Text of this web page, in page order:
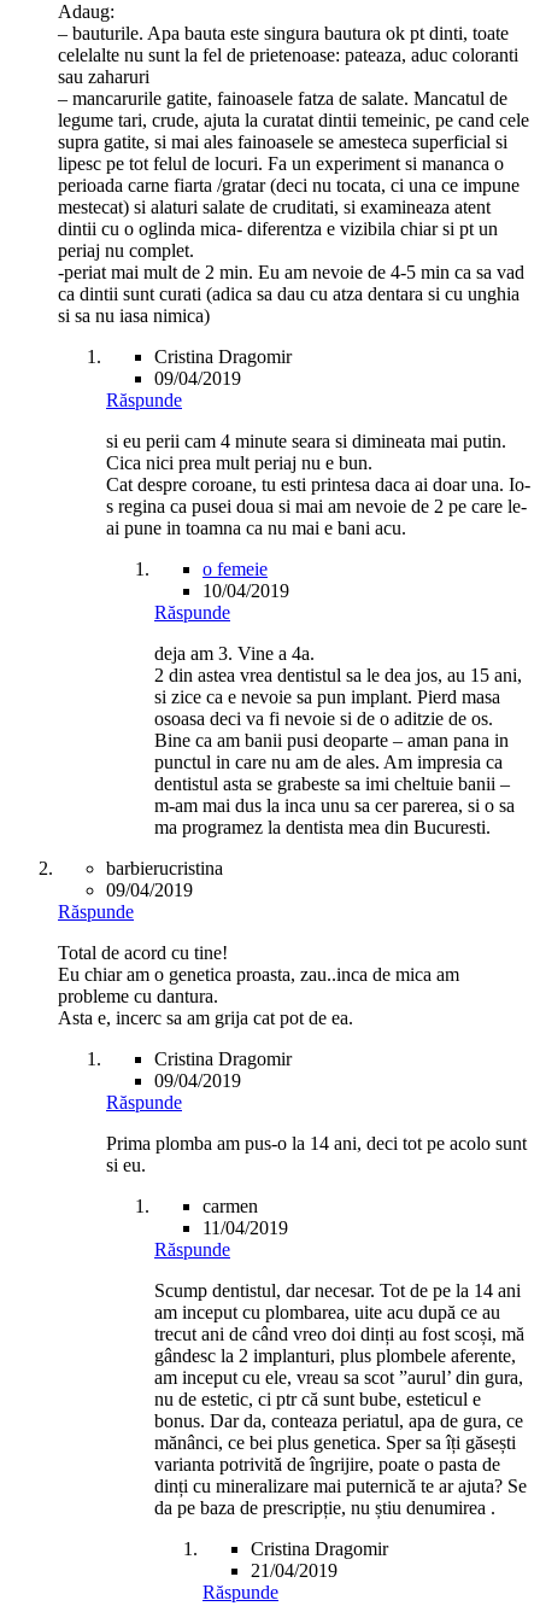
Adaug:
– bauturile. Apa bauta este singura bautura ok pt dinti, toate
celelalte nu sunt la fel de prietenoase: pateaza, aduc coloranti
sau zaharuri
– mancarurile gatite, fainoasele fatza de salate. Mancatul de
legume tari, crude, ajuta la curatat dintii temeinic, pe cand cele
supra gatite, si mai ales fainoasele se amesteca superficial si
lipesc pe tot felul de locuri. Fa un experiment si mananca o
perioada carne fiarta /gratar (deci nu tocata, ci una ce impune
mestecat) si alaturi salate de cruditati, si examineaza atent
dintii cu o oglinda mica- diferentza e vizibila chiar si pt un
periaj nu complet.
-periat mai mult de 2 min. Eu am nevoie de 4-5 min ca sa vad
ca dintii sunt curati (adica sa dau cu atza dentara si cu unghia
si sa nu iasa nimica)
Cristina Dragomir
09/04/2019
Răspunde
si eu perii cam 4 minute seara si dimineata mai putin.
Cica nici prea mult periaj nu e bun.
Cat despre coroane, tu esti printesa daca ai doar una. Io-
s regina ca pusei doua si mai am nevoie de 2 pe care le-
ai pune in toamna ca nu mai e bani acu.
o femeie
10/04/2019
Răspunde
deja am 3. Vine a 4a.
2 din astea vrea dentistul sa le dea jos, au 15 ani,
si zice ca e nevoie sa pun implant. Pierd masa
osoasa deci va fi nevoie si de o aditzie de os.
Bine ca am banii pusi deoparte – aman pana in
punctul in care nu am de ales. Am impresia ca
dentistul asta se grabeste sa imi cheltuie banii –
m-am mai dus la inca unu sa cer parerea, si o sa
ma programez la dentista mea din Bucuresti.
barbierucristina
09/04/2019
Răspunde
Total de acord cu tine!
Eu chiar am o genetica proasta, zau..inca de mica am
probleme cu dantura.
Asta e, incerc sa am grija cat pot de ea.
Cristina Dragomir
09/04/2019
Răspunde
Prima plomba am pus-o la 14 ani, deci tot pe acolo sunt
si eu.
carmen
11/04/2019
Răspunde
Scump dentistul, dar necesar. Tot de pe la 14 ani
am inceput cu plombarea, uite acu după ce au
trecut ani de când vreo doi dinți au fost scoși, mă
gândesc la 2 implanturi, plus plombele aferente,
am inceput cu ele, vreau sa scot ”aurul’ din gura,
nu de estetic, ci ptr că sunt bube, esteticul e
bonus. Dar da, conteaza periatul, apa de gura, ce
mănânci, ce bei plus genetica. Sper sa îți găsești
varianta potrivită de îngrijire, poate o pasta de
dinți cu mineralizare mai puternică te ar ajuta? Se
da pe baza de prescripție, nu știu denumirea .
Cristina Dragomir
21/04/2019
Răspunde